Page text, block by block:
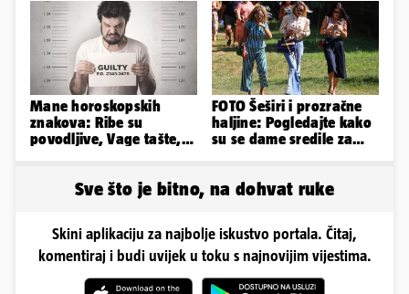
Mane horoskopskih
znakova: Ribe su
povodljive, Vage tašte,
FOTO Šeširi i prozračne
haljine: Pogledajte kako
su se dame sredile za
Sve što je bitno, na dohvat ruke
Skini aplikaciju za najbolje iskustvo portala. Čitaj,
komentiraj i budi uvijek u toku s najnovijim vijestima.